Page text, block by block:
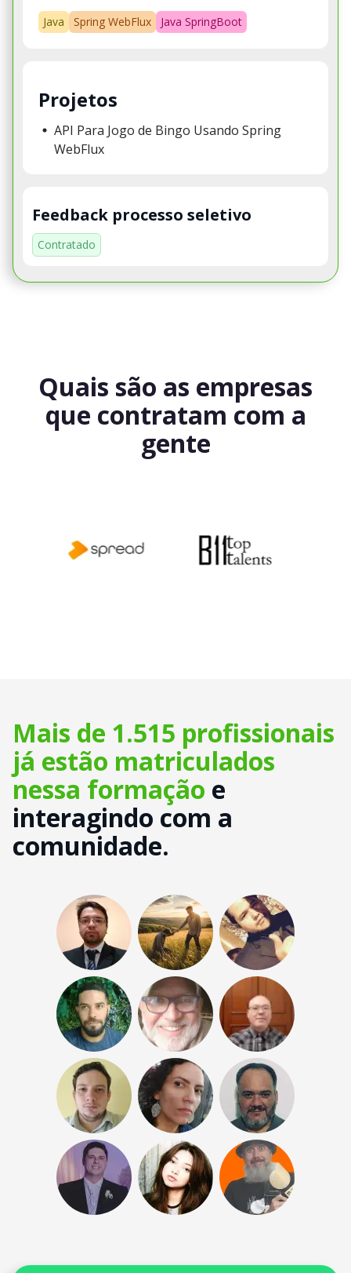
Java Spring WebFlux Java SpringBoot
Projetos
API Para Jogo de Bingo Usando Spring
WebFlux
Feedback processo seletivo
Contratado
Quais são as empresas
que contratam com a
gente
Mais de 1.515 profissionais
já estão matriculados
nessa formação e
interagindo com a
comunidade.